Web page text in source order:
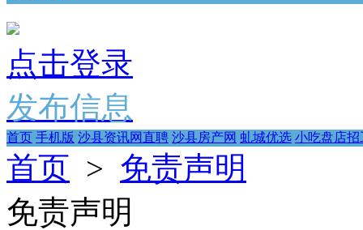
点击登录
发布信息
首页 手机版 沙县资讯网直聘 沙县房产网 虬城优选 小吃盘店招
首页 > 免责声明
免责声明